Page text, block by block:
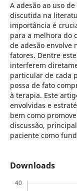
A adesão ao uso
discutida na
importância é
para a melhora do
de adesão envolve
fatores. Dentre
interferem
particular de cada
possa de fato
à terapia. Este
envolvidas e
bem como
discussão,
paciente como
Downloads